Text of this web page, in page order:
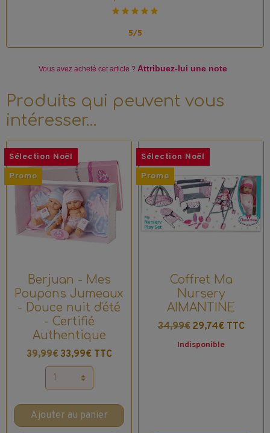
5/5
Vous avez acheté cet article ? Attribuez-lui une note
Produits qui peuvent vous
intéresser…
Sélection Noël
Promo
Berjuan - Mes
Poupons Jumeaux
- Douce nuit d'été
- Certifié
Authentique
39,99€ 33,99€ TTC
Ajouter au panier
Sélection Noël
Promo
Coffret Ma
Nursery
AIMANTINE
34,99€ 29,74€ TTC
Indisponible